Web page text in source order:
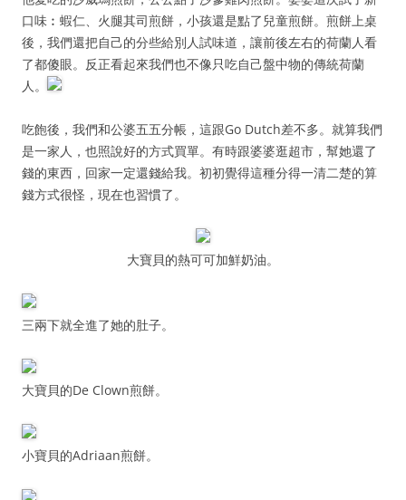
口味︰蝦仁
火腿其司煎餅，小孩還是點了兒童煎餅。煎餅上桌
後，我們還把自己的分些給別人試味道，讓前後左右的荷蘭人看
了都傻眼。反正看起來我們也不像只吃自己盤中物的傳統荷蘭
人。
吃飽後，我們和公婆五五分帳，這跟Go Dutch差不多。就算我們
是一家人，也照說好的方式買單。有時跟婆婆逛超市，幫她還了
錢的東西，回家一定還錢給我。初初覺得這種分得一清二楚的算
錢方式很怪，現在也習慣了。
大寶貝的熱可可加鮮奶油。
三兩下就全進了她的肚子。
大寶貝的De Clown煎餅。
小寶貝的Adriaan煎餅。